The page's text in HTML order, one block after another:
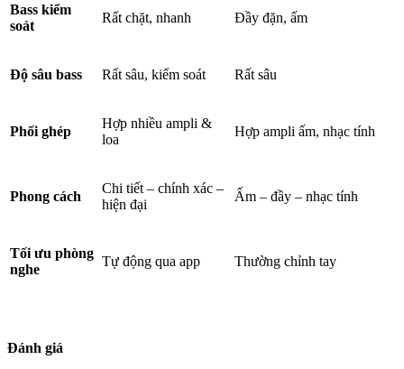
Bass kiểm
soát
Rất chặt, nhanh Đầy đặn, ấm
Độ sâu bass Rất sâu, kiểm soát Rất sâu
Phối ghép
Hợp nhiều ampli &
loa
Hợp ampli ấm, nhạc tính
Phong cách
Chi tiết – chính xác –
hiện đại
Ấm – đầy – nhạc tính
Tối ưu phòng
nghe
Tự động qua app Thường chỉnh tay
Đánh giá